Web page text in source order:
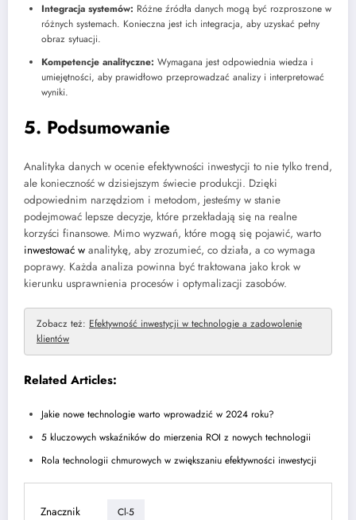
Integracja systemów: Różne źródła danych mogą być rozproszone w
różnych systemach. Konieczna jest ich integracja, aby uzyskać pełny
obraz sytuacji.
Kompetencje analityczne: Wymagana jest odpowiednia wiedza i
umiejętności, aby prawidłowo przeprowadzać analizy i interpretować
wyniki.
5. Podsumowanie
Analityka danych w ocenie efektywności inwestycji to nie tylko trend,
ale konieczność w dzisiejszym świecie produkcji. Dzięki
odpowiednim narzędziom i metodom, jesteśmy w stanie
podejmować lepsze decyzje, które przekładają się na realne
korzyści finansowe. Mimo wyzwań, które mogą się pojawić, warto
inwestować w analitykę, aby zrozumieć, co działa, a co wymaga
poprawy. Każda analiza powinna być traktowana jako krok w
kierunku usprawnienia procesów i optymalizacji zasobów.
Zobacz też: Efektywność inwestycji w technologie a zadowolenie
klientów
Related Articles:
Jakie nowe technologie warto wprowadzić w 2024 roku?
5 kluczowych wskaźników do mierzenia ROI z nowych technologii
Rola technologii chmurowych w zwiększaniu efektywności inwestycji
Znacznik Cl-5